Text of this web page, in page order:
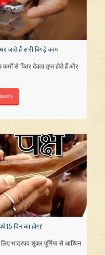
जाते हैं सभी बिगड़े काम
कर्मों से पितर देवता तृप्त होते हैं और
15 दिन का होगा!
भाद्रपद शुक्ल पूर्णिमा से आश्विन